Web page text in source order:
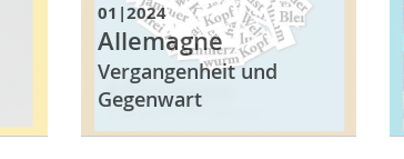
01|2024
Allemagne
Vergangenheit und
Gegenwart